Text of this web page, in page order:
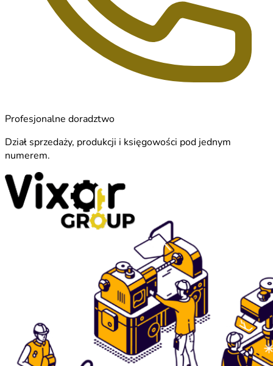
Profesjonalne doradztwo
Dział sprzedaży, produkcji i księgowości pod jednym
numerem.